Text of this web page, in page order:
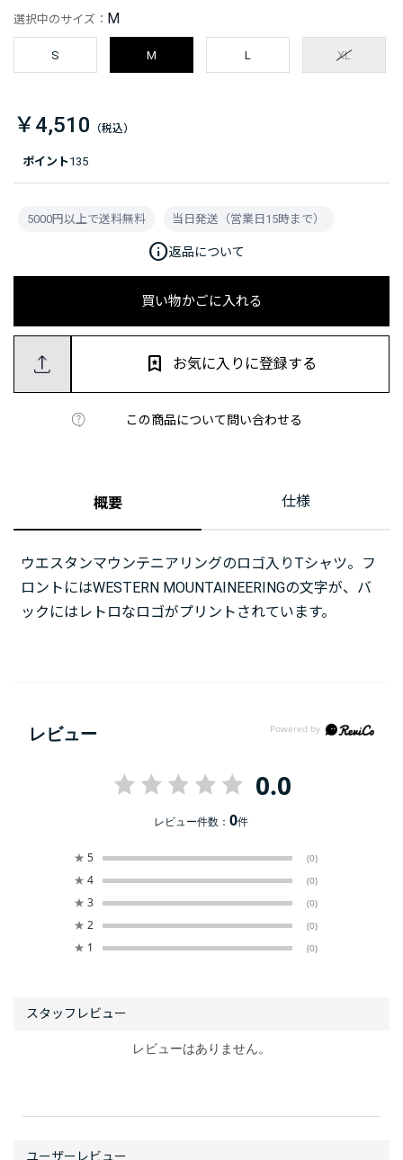
ポイント135
選択中のサイズ： M
S M L XL
￥4,510
買い物かごに入れる
この商品について問い合わせる
お気に入りに登録する
5000円以上で送料無料 当日発送（営業日15時まで）
info返品について
概要 仕様
ウエスタンマウンテニアリングのロゴ入りTシャツ。フ
ロントにはWESTERN MOUNTAINEERINGの文字が、バ
ックにはレトロなロゴがプリントされています。
レビュー
0.0
レビュー件数：0件
★ 5 (0)
★ 4 (0)
★ 3 (0)
★ 2 (0)
★ 1 (0)
レビューはありません。